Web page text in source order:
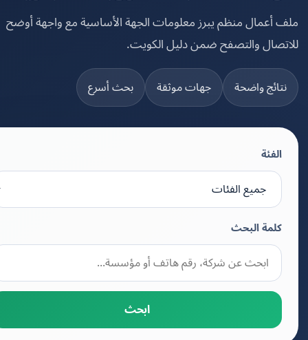
منظم يبرز معلومات الجهة الأساسية مع واجهة أوضح
والتصفح ضمن دليل الكويت.
واضحة جهات موثقة بحث أسرع
كلمة البحث
ابحث